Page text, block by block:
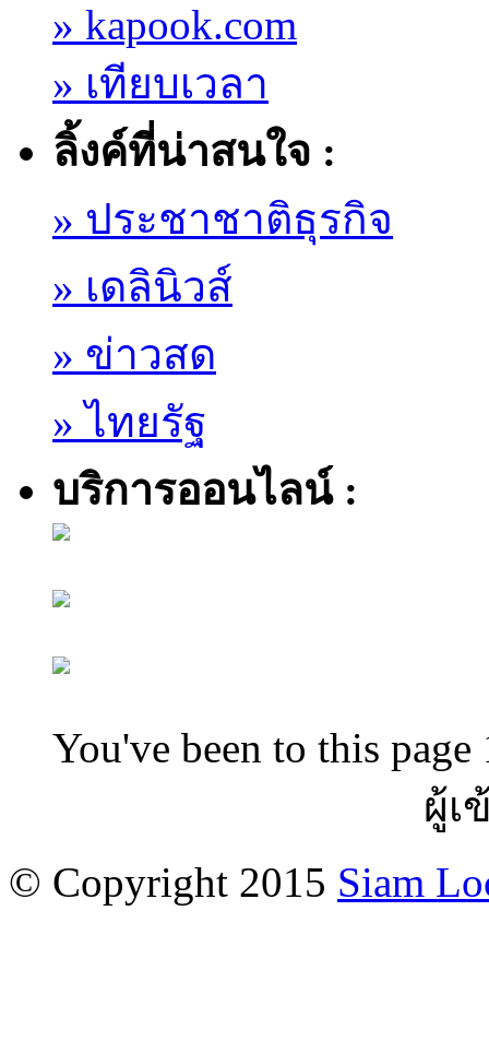
» kapook.com
» เทียบเวลา
ลิ้งค์ที่น่าสนใจ :
» ประชาชาติธุรกิจ
» เดลินิวส์
» ข่าวสด
» ไทยรัฐ
บริการออนไลน์ :
You've been to this page
ผู้เ
© Copyright 2015 Siam